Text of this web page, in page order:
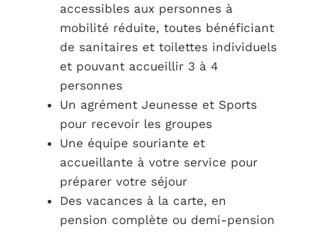
accessibles aux personnes à
mobilité réduite, toutes bénéficiant
de sanitaires et toilettes individuels
et pouvant accueillir 3 à 4
personnes
Un agrément Jeunesse et Sports
pour recevoir les groupes
Une équipe souriante et
accueillante à votre service pour
préparer votre séjour
Des vacances à la carte, en
pension complète ou demi-pension